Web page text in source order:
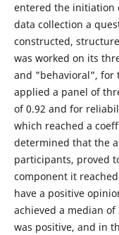
entered the initiation
data collection a
constructed,
was worked on its
and "behavioral", for
applied a panel of
of 0.92 and for
which reached a
determined that the
participants, proved
component it
have a positive
achieved a median
was positive, and in